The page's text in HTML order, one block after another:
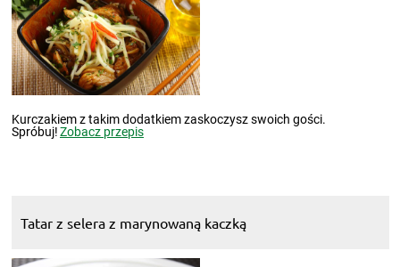
Kurczakiem z takim dodatkiem zaskoczysz swoich gości.
Spróbuj!Zobacz przepis
Tatar z selera z marynowaną kaczką